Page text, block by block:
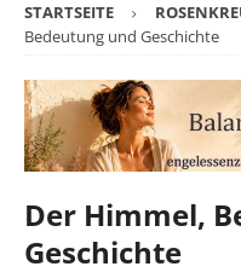
STARTSEITE
Bedeutung und Geschichte
Der Himmel,
Geschichte